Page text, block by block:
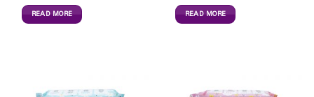
READ MORE READ MORE